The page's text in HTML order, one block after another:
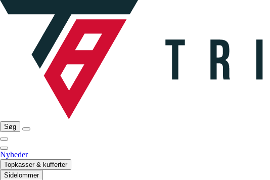
Søg
Nyheder
Topkasser & kufferter
Sidelommer